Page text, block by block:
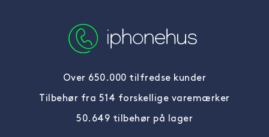
Over 650.000 tilfredse kunder
Tilbehør fra 514 forskellige varemærker
50.649 tilbehør på lager